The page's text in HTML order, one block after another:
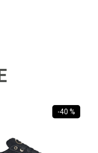
-40 %